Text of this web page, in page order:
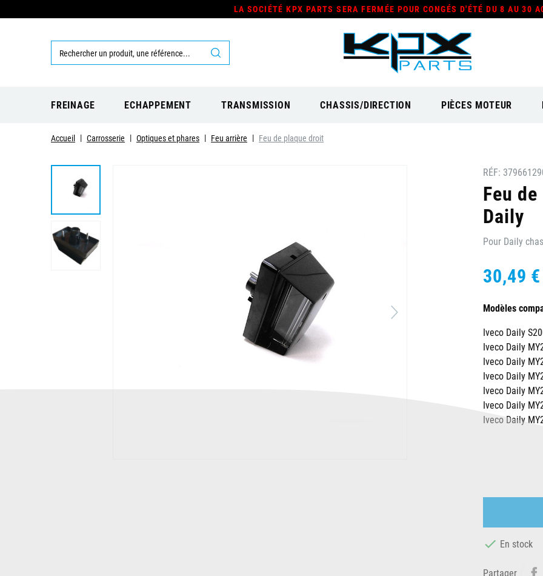
LA SOCIÉTÉ KPX PARTS SERA FERMÉE POUR CONGÉS D'ÉTÉ DU 8 AU 30
FREINAGE ECHAPPEMENT TRANSMISSION CHASSIS/DIRECTION PIÈCES MOTEUR
Accueil Carrosserie Optiques et phares Feu arrière Feu de plaque droit
RÉF:
Feu
Daily
Pour Daily
30,49 €
Modèles
Iveco Daily
Iveco Daily
Iveco Daily
Iveco Daily
Iveco Daily
Iveco Daily
Iveco Daily
 En stock
Partager